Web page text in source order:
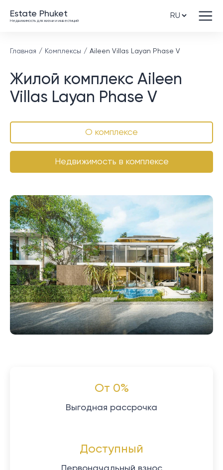
Estate Phuket
Недвижимость для жизни и инвестиций
Главная Комплексы Aileen Villas Layan Phase V
Жилой комплекс Aileen
Villas Layan Phase V
О комплексе
Недвижимость в комплексе
От 0%
Выгодная рассрочка
Доступный